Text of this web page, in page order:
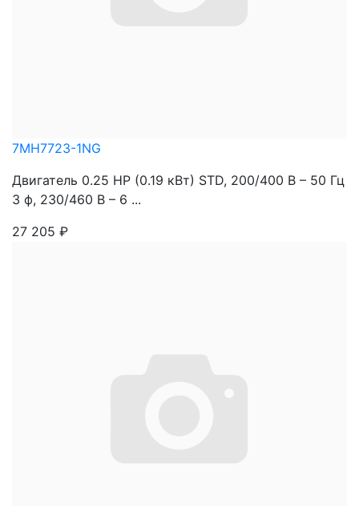
7MH7723-1NG
Двигатель 0.25 HP (0.19 кВт) STD, 200/400 В – 50 Гц
3 ф, 230/460 В – 6 ...
27 205 ₽